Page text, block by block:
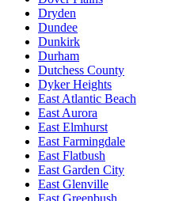
Dryden
Dundee
Dunkirk
Durham
Dutchess County
Dyker Heights
East Atlantic Beach
East Aurora
East Elmhurst
East Farmingdale
East Flatbush
East Garden City
East Glenville
East Greenbush